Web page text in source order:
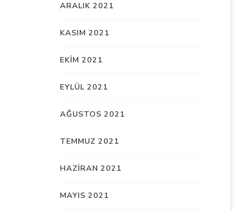
ARALIK 2021
KASIM 2021
EKIM 2021
EYLÜL 2021
AĞUSTOS 2021
TEMMUZ 2021
HAZIRAN 2021
MAYIS 2021